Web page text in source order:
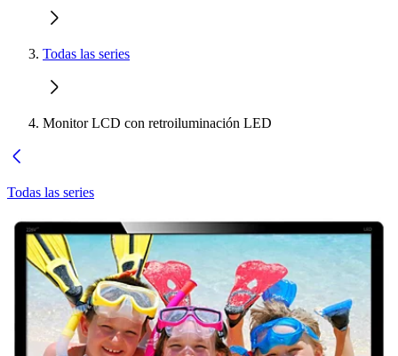
Todas las series
Monitor LCD con retroiluminación LED
Todas las series